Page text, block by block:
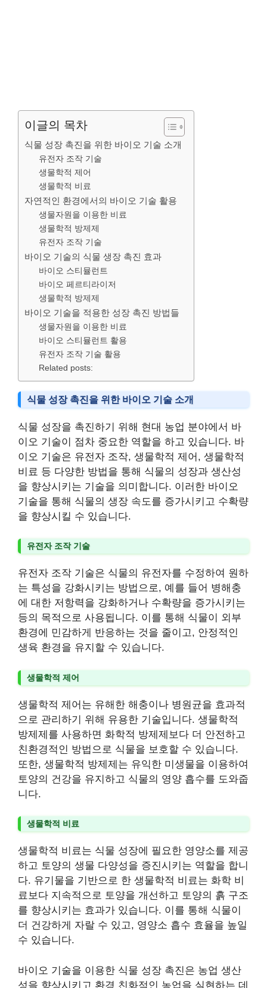
이글의 목차
식물 성장 촉진을 위한 바이오 기술 소개
유전자 조작 기술
생물학적 제어
생물학적 비료
자연적인 환경에서의 바이오 기술 활용
생물자원을 이용한 비료
생물학적 방제제
유전자 조작 기술
바이오 기술의 식물 생장 촉진 효과
바이오 스티뮬런트
바이오 페르티라이저
생물학적 방제제
바이오 기술을 적용한 성장 촉진 방법들
생물자원을 이용한 비료
바이오 스티뮬런트 활용
유전자 조작 기술 활용
Related posts:
식물 성장 촉진을 위한 바이오 기술 소개
식물 성장을 촉진하기 위해 현대 농업 분야에서 바
이오 기술이 점차 중요한 역할을 하고 있습니다. 바
이오 기술은 유전자 조작, 생물학적 제어, 생물학적
비료 등 다양한 방법을 통해 식물의 성장과 생산성
을 향상시키는 기술을 의미합니다. 이러한 바이오
기술을 통해 식물의 생장 속도를 증가시키고 수확량
을 향상시킬 수 있습니다.
유전자 조작 기술
유전자 조작 기술은 식물의 유전자를 수정하여 원하
는 특성을 강화시키는 방법으로, 예를 들어 병해충
에 대한 저항력을 강화하거나 수확량을 증가시키는
등의 목적으로 사용됩니다. 이를 통해 식물이 외부
환경에 민감하게 반응하는 것을 줄이고, 안정적인
생육 환경을 유지할 수 있습니다.
생물학적 제어
생물학적 제어는 유해한 해충이나 병원균을 효과적
으로 관리하기 위해 유용한 기술입니다. 생물학적
방제제를 사용하면 화학적 방제제보다 더 안전하고
친환경적인 방법으로 식물을 보호할 수 있습니다.
또한, 생물학적 방제제는 유익한 미생물을 이용하여
토양의 건강을 유지하고 식물의 영양 흡수를 도와줍
니다.
생물학적 비료
생물학적 비료는 식물 성장에 필요한 영양소를 제공
하고 토양의 생물 다양성을 증진시키는 역할을 합니
다. 유기물을 기반으로 한 생물학적 비료는 화학 비
료보다 지속적으로 토양을 개선하고 토양의 흙 구조
를 향상시키는 효과가 있습니다. 이를 통해 식물이
더 건강하게 자랄 수 있고, 영양소 흡수 효율을 높일
수 있습니다.
바이오 기술을 이용한 식물 성장 촉진은 농업 생산
성을 향상시키고 환경 친화적인 농업을 실현하는 데